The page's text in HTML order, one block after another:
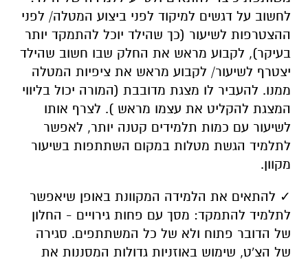
לחשוב על דגשים למיקוד לפני ביצוע המטלה/ לפני
ההצטרפות לשיעור (כך שהילד יוכל להתמקד יותר
בעיקר), לקבוע מראש את החלק שבו חשוב שהילד
יצטרף לשיעור/ לקבוע מראש את ציפיות המטלה
ממנו. להעביר לו מצגת מדובבת (המורה יכול בליווי
המצגת להקליט את עצמו מראש ). לצרף אותו
לשיעור עם כמות תלמידים קטנה יותר, לאפשר
לתלמיד הגשת מטלות במקום השתתפות בשיעור
מקוון.
✓ להתאים את הלמידה המקוונת באופן שיאפשר
לתלמיד להתמקד: מסך עם פחות גירויים - החלון
של הדובר פתוח ולא של כל המשתתפים. סגירה
של הצ'ט, שימוש באוזניות גדולות המסננות את